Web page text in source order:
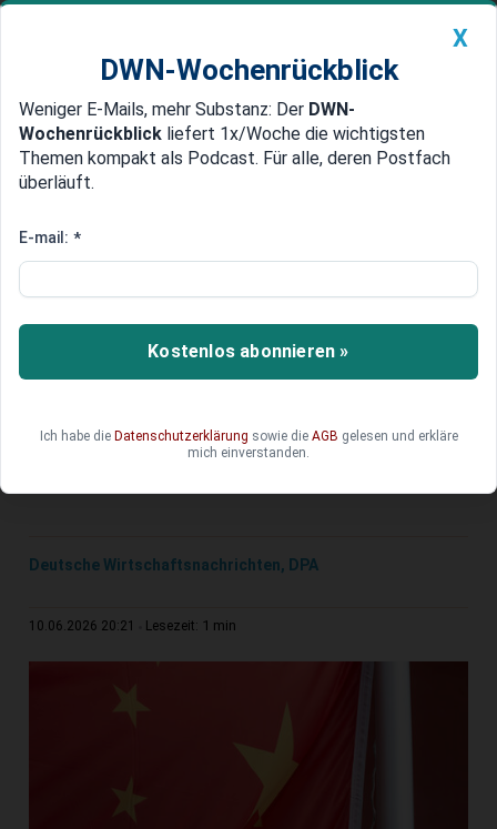
Newsticker MEIN DWN: Geldanlage Premium
Edelmetalle DWN-Magazin China
Insolvente Perlon-Gruppe:
an China
Die deutsche Chemie ist in einer schwierigen
Lage, geplagt von hohen Kosten, schwachem
Unternehmen sucht sein Heil bei einem
chinesischen Käufer.
Deutsche Wirtschaftsnachrichten, DPA
10.06.2026 20:21 Lesezeit: 1 min
X
DWN-Wochenrückblick
Weniger E-Mails, mehr Substanz: Der DWN-
Wochenrückblick liefert 1x/Woche die wichtigsten
Themen kompakt als Podcast. Für alle, deren Postfach
überläuft.
E-mail: *
Kostenlos abonnieren »
Ich habe die Datenschutzerklärung sowie die AGB gelesen und erkläre
mich einverstanden.